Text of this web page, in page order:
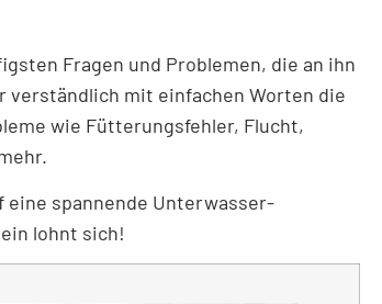
Fragen und Problemen, die an ihn
verständlich mit einfachen Worten die
wie Fütterungsfehler, Flucht,
spannende Unterwasser-
lohnt sich!